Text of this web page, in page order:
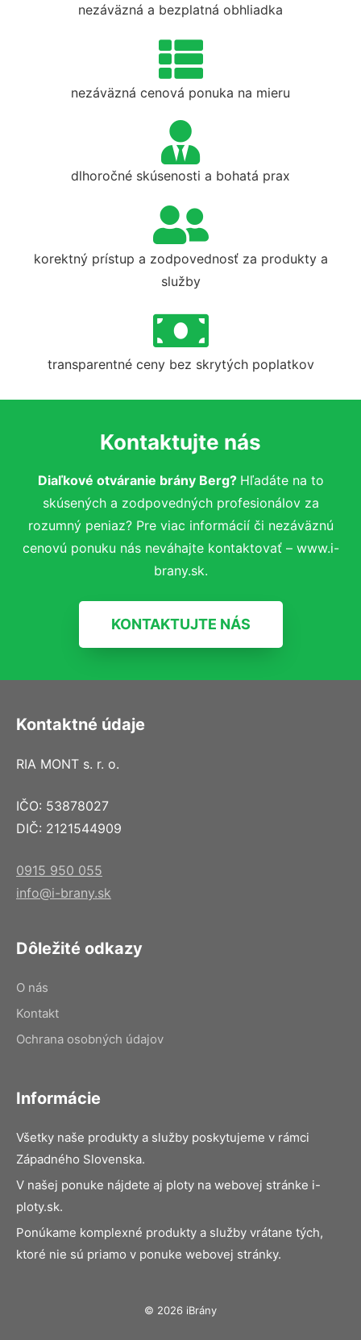
nezáväzná a bezplatná obhliadka
nezáväzná cenová ponuka na mieru
dlhoročné skúsenosti a bohatá prax
korektný prístup a zodpovednosť za produkty a
služby
transparentné ceny bez skrytých poplatkov
Kontaktujte nás
Diaľkové otváranie brány Berg? Hľadáte na to
skúsených a zodpovedných profesionálov za
rozumný peniaz? Pre viac informácií či nezáväznú
cenovú ponuku nás neváhajte kontaktovať – www.i-
brany.sk.
KONTAKTUJTE NÁS
Kontaktné údaje
RIA MONT s. r. o.
IČO: 53878027
DIČ: 2121544909
0915 950 055
info@i-brany.sk
Dôležité odkazy
O nás
Kontakt
Ochrana osobných údajov
Informácie
Všetky naše produkty a služby poskytujeme v rámci
Západného Slovenska.
V našej ponuke nájdete aj ploty na webovej stránke i-
ploty.sk.
Ponúkame komplexné produkty a služby vrátane tých,
ktoré nie sú priamo v ponuke webovej stránky.
© 2026 iBrány